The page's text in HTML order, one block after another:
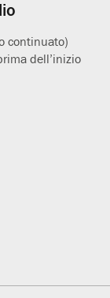
continuato)
dell’inizio